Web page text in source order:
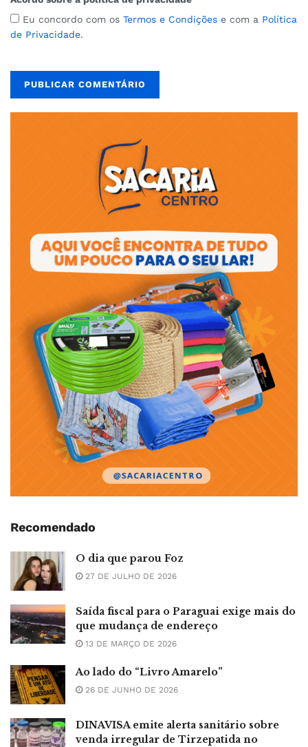
Eu concordo com os Termos e Condições e com a Política
de Privacidade.
Recomendado
O dia que parou Foz
27 DE JULHO DE 2026
Saída fiscal para o Paraguai exige mais do
que mudança de endereço
13 DE MARÇO DE 2026
Ao lado do “Livro Amarelo”
26 DE JUNHO DE 2026
DINAVISA emite alerta sanitário sobre
venda irregular de Tirzepatida no